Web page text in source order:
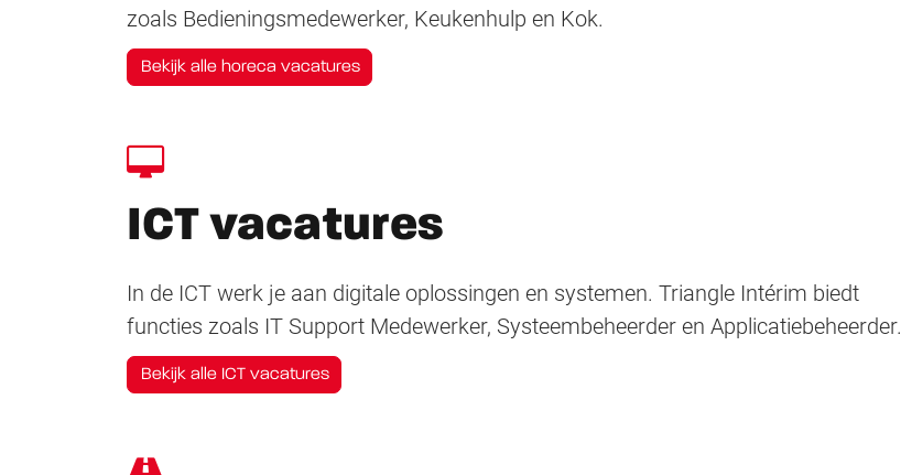
zoals Bedieningsmedewerker, Keukenhulp en Kok.
Bekijk alle horeca vacatures
ICT vacatures
In de ICT werk je aan digitale oplossingen en systemen. Triangle Intérim biedt
functies zoals IT Support Medewerker, Systeembeheerder en Applicatiebeheerder.
Bekijk alle ICT vacatures